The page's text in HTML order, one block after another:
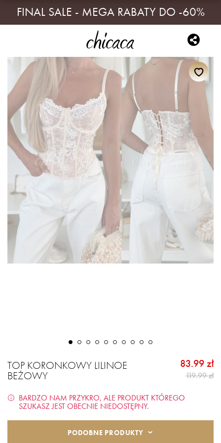
FINAL SALE - MEGA RABATY DO -60%
TOP KORONKOWY LILINOE
BEŻOWY
83.99 zł
119.99 zł
BARDZO NAM PRZYKRO, ALE PRODUKT KTÓREGO
SZUKASZ JEST OBECNIE NIEDOSTĘPNY.
PODOBNE PRODUKTY